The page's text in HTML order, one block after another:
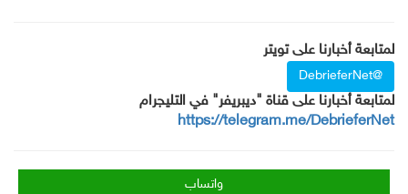
لمتابعة أخبارنا على تويتر
@DebrieferNet
لمتابعة أخبارنا على قناة "ديبريفر" في التليجرام
https://telegram.me/DebrieferNet
واتساب